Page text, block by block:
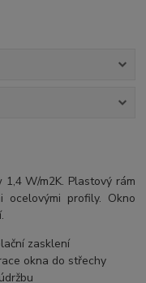
W/m2K. Plastový rám
ocelovými profily. Okno
zasklení
okna do střechy